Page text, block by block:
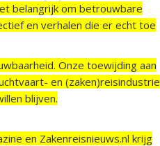
belangrijk om betrouwbare
en verhalen die er echt toe
Onze toewijding aan
en (zaken)reisindustrie
blijven.
en Zakenreisnieuws.nl krijg